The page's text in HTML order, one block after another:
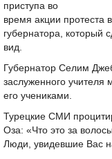
приступа во
время акции протеста
губернатора, который
вид.
Губернатор Селим
заслуженного
его учениками.
Турецкие СМИ
Оза: «Что это за
Люди, увидевшие Вас